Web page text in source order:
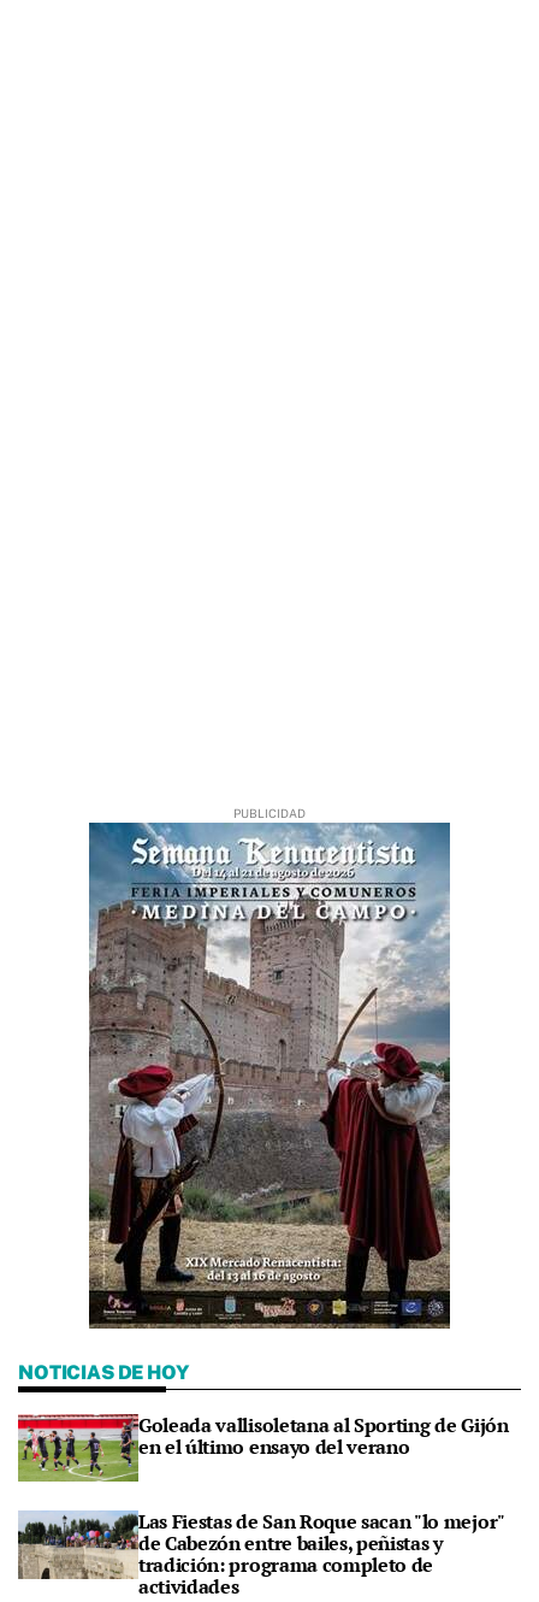
NOTICIAS DE HOY
Goleada vallisoletana al Sporting de Gijón
en el último ensayo del verano
Las Fiestas de San Roque sacan "lo mejor"
de Cabezón entre bailes, peñistas y
tradición: programa completo de
actividades